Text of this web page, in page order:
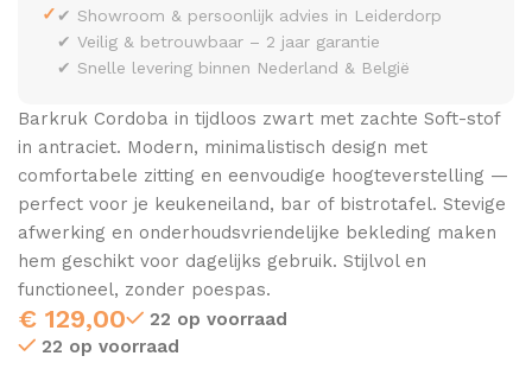
✓✔ Showroom & persoonlijk advies in Leiderdorp
✔ Veilig & betrouwbaar – 2 jaar garantie
✔ Snelle levering binnen Nederland & België
Barkruk Cordoba in tijdloos zwart met zachte Soft-stof
in antraciet. Modern, minimalistisch design met
comfortabele zitting en eenvoudige hoogteverstelling —
perfect voor je keukeneiland, bar of bistrotafel. Stevige
afwerking en onderhoudsvriendelijke bekleding maken
hem geschikt voor dagelijks gebruik. Stijlvol en
functioneel, zonder poespas.
€ 129,00
22 op voorraad
22 op voorraad